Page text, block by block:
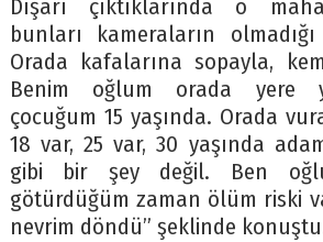
Dışarı çıktıklarında o
bunları kameraların
Orada kafalarına sopayla,
Benim oğlum orada yere
çocuğum 15 yaşında. Orada
18 var, 25 var, 30 yaşında
gibi bir şey değil. Ben
götürdüğüm zaman ölüm riski
nevrim döndü” şeklinde